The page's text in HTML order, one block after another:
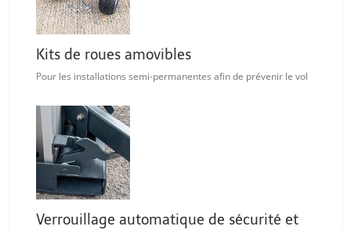
Kits de roues amovibles
Pour les installations semi-permanentes afin de prévenir le vol
Verrouillage automatique de sécurité et